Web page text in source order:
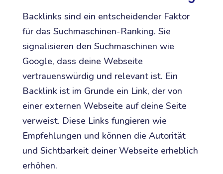
Backlinks sind ein entscheidender Faktor
für das Suchmaschinen-Ranking. Sie
signalisieren den Suchmaschinen wie
Google, dass deine Webseite
vertrauenswürdig und relevant ist. Ein
Backlink ist im Grunde ein Link, der von
einer externen Webseite auf deine Seite
verweist. Diese Links fungieren wie
Empfehlungen und können die Autorität
und Sichtbarkeit deiner Webseite erheblich
erhöhen.